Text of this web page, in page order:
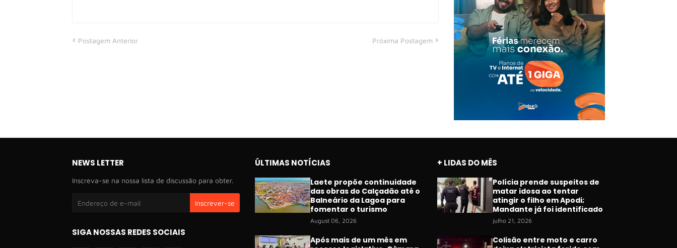
Postagem Anterior Próxima Postagem
NEWS LETTER
Inscreva-se na nossa lista de discussão para obter.
SIGA NOSSAS REDES SOCIAIS
ÚLTIMAS NOTÍCIAS
Laete propõe continuidade
das obras do Calçadão até o
Balneário da Lagoa para
fomentar o turismo
August 06, 2026
Após mais de um mês em
+ LIDAS DO MÊS
Polícia prende suspeitos de
matar idosa ao tentar
atingir o filho em Apodi;
Mandante já foi identificado
julho 21, 2026
Colisão entre moto e carro